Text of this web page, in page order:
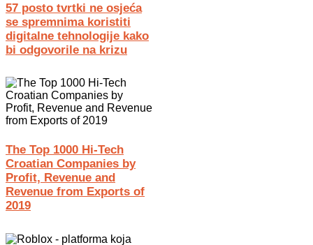
57 posto tvrtki ne osjeća
se spremnima koristiti
digitalne tehnologije kako
bi odgovorile na krizu
The Top 1000 Hi-Tech
Croatian Companies by
Profit, Revenue and
Revenue from Exports of
2019